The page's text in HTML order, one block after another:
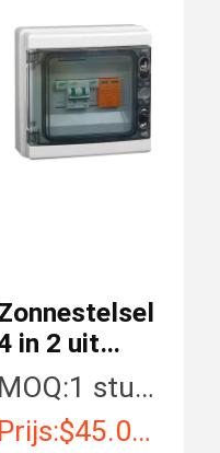
in 2 uit
shlx-PV
gelijkstroom
Combinedoos
MOQ:1 stuk/Stukken
Prijs:$45.00 - $345.00 / Piece